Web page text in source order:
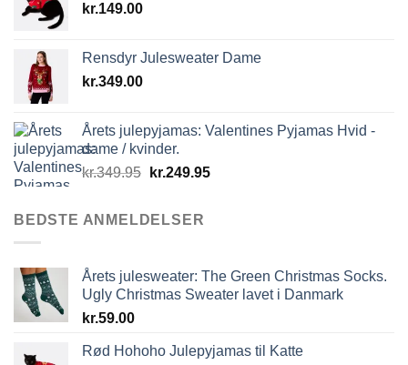
kr.149.00
Rensdyr Julesweater Dame
kr.349.00
Årets julepyjamas: Valentines Pyjamas Hvid -
dame / kvinder.
kr.349.95 Den
var:
kr.249.95Den
BEDSTE ANMELDELSER
Årets julesweater: The Green Christmas Socks.
Ugly Christmas Sweater lavet i Danmark
kr.59.00
Rød Hohoho Julepyjamas til Katte